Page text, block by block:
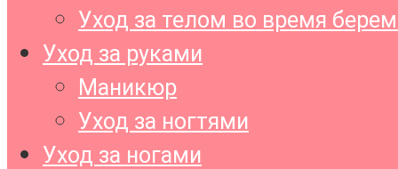
Уход за телом во время
Уход за руками
Маникюр
Уход за ногтями
Уход за ногами